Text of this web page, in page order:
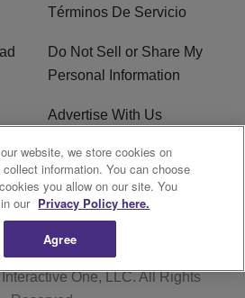
Términos De Servicio
Do Not Sell or Share My
Personal Information
Advertise With Us
R1 Digital
Interactive One, LLC. All Rights
website, we store cookies on
information. You can choose
you allow on our site. You
our Privacy Policy here.
Agree